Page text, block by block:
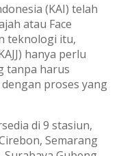
(KAI) telah
atau Face
teknologi itu,
hanya perlu
tanpa harus
proses yang
di 9 stasiun,
Semarang